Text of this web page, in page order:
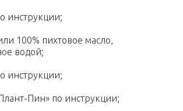
инструкции;
100% пихтовое масло,
водой;
инструкции;
Пин» по инструкции;